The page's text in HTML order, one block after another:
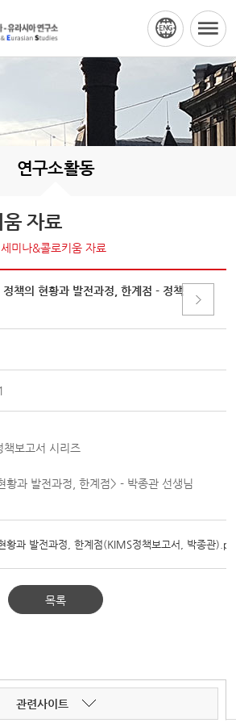
연구소활동
자료
세미나&콜로키움 자료
정책의 현황과 발전과정, 한계점 - 정책
보고서 시리즈
황과 발전과정, 한계점> - 박종관 선생님
황과 발전과정, 한계점(KIMS정책보고서, 박종관
목록
관련사이트